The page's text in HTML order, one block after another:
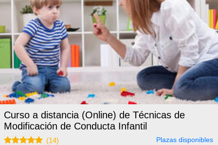
Curso a distancia (Online) de Técnicas de
Modificación de Conducta Infantil
(14)
Plazas disponibles